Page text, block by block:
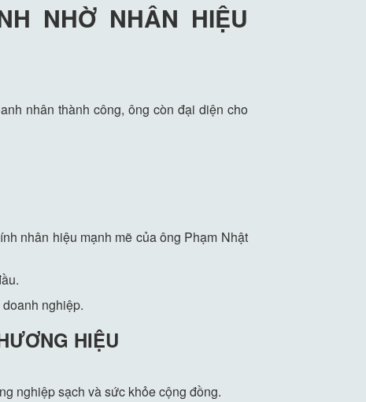
NHỜ NHÂN HIỆU
nhân thành công, ông còn đại diện cho
nhân hiệu mạnh mẽ của ông Phạm Nhật
nghiệp.
HIỆU
nghiệp sạch và sức khỏe cộng đồng.